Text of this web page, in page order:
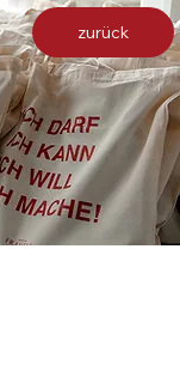
zurück